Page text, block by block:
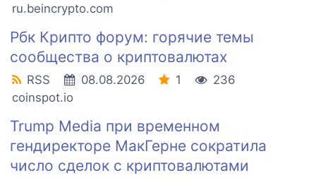
ru.beincrypto.com
Рбк Крипто форум: горячие темы
сообщества о криптовалютах
RSS 08.08.2026 1
236
coinspot.io
Trump Media при временном
гендиректоре МакГерне сократила
число сделок с криптовалютами